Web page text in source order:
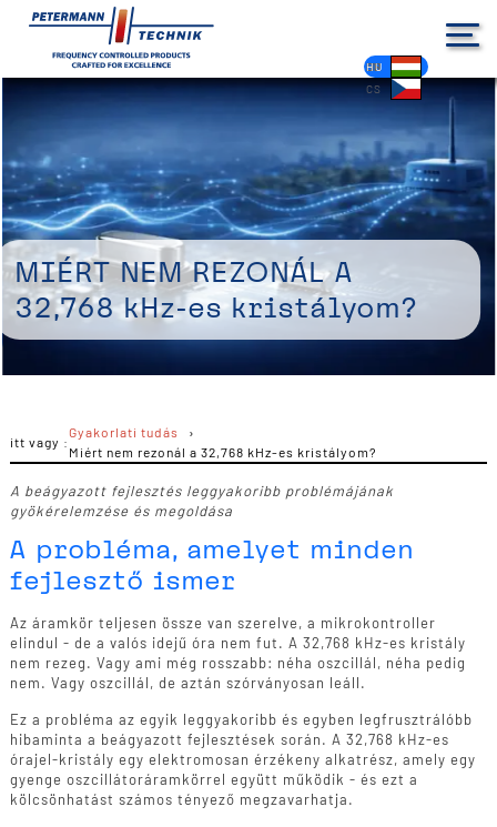
DE
EN
FR
ES
PL
IT
NL
HU
CS
Miért nem rezonál a
32,768 kHz-es kristályom?
itt vagy :
Gyakorlati tudás
Miért nem rezonál a 32,768 kHz-es kristályom?
A beágyazott fejlesztés leggyakoribb problémájának
gyökérelemzése és megoldása
A probléma, amelyet minden
fejlesztő ismer
Az áramkör teljesen össze van szerelve, a mikrokontroller
elindul - de a valós idejű óra nem fut. A 32,768 kHz-es kristály
nem rezeg. Vagy ami még rosszabb: néha oszcillál, néha pedig
nem. Vagy oszcillál, de aztán szórványosan leáll.
Ez a probléma az egyik leggyakoribb és egyben legfrusztrálóbb
hibaminta a beágyazott fejlesztések során. A 32,768 kHz-es
órajel-kristály egy elektromosan érzékeny alkatrész, amely egy
gyenge oszcillátoráramkörrel együtt működik - és ezt a
kölcsönhatást számos tényező megzavarhatja.